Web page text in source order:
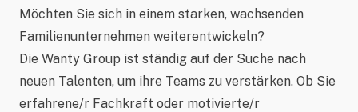
Möchten Sie sich in einem starken, wachsenden
Familienunternehmen weiterentwickeln?
Die Wanty Group ist ständig auf der Suche nach
neuen Talenten, um ihre Teams zu verstärken. Ob Sie
erfahrene/r Fachkraft oder motivierte/r